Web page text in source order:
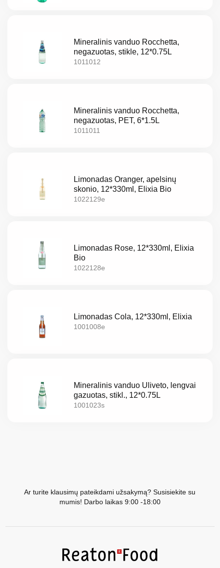
Mineralinis vanduo Rocchetta,
negazuotas, stikle, 12*0.75L
1011012
Mineralinis vanduo Rocchetta,
negazuotas, PET, 6*1.5L
1011011
Limonadas Oranger, apelsinų
skonio, 12*330ml, Elixia Bio
1022129e
Limonadas Rose, 12*330ml, Elixia
Bio
1022128e
Limonadas Cola, 12*330ml, Elixia
1001008e
Mineralinis vanduo Uliveto, lengvai
gazuotas, stikl., 12*0.75L
1001023s
Ar turite klausimų pateikdami užsakymą? Susisiekite su
mumis! Darbo laikas 9:00 -18:00